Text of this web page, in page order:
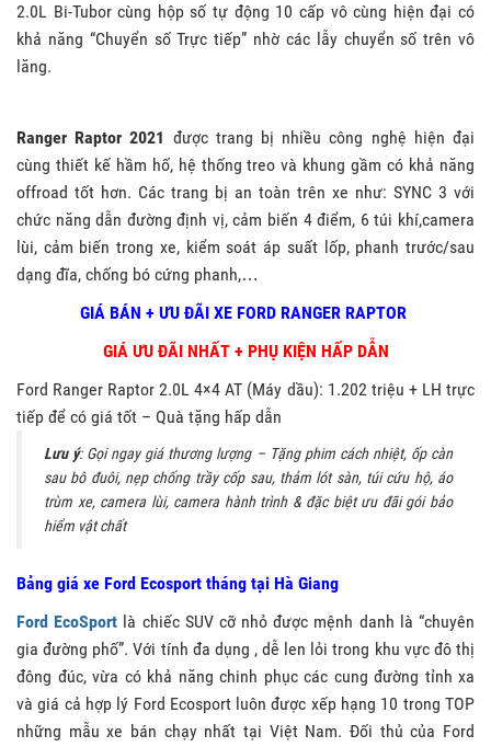
2.0L Bi-Tubor cùng hộp số tự động 10 cấp vô cùng hiện đại có
khả năng “Chuyển số Trực tiếp” nhờ các lẫy chuyển số trên vô
lăng.
Ranger Raptor 2021 được trang bị nhiều công nghệ hiện đại
cùng thiết kế hầm hố, hệ thống treo và khung gầm có khả năng
offroad tốt hơn. Các trang bị an toàn trên xe như: SYNC 3 với
chức năng dẫn đường định vị, cảm biến 4 điểm, 6 túi khí,camera
lùi, cảm biến trong xe, kiểm soát áp suất lốp, phanh trước/sau
dạng đĩa, chống bó cứng phanh,…
GIÁ BÁN + ƯU ĐÃI XE FORD RANGER RAPTOR
GIÁ ƯU ĐÃI NHẤT + PHỤ KIỆN HẤP DẪN
Ford Ranger Raptor 2.0L 4×4 AT (Máy dầu): 1.202 triệu + LH trực
tiếp để có giá tốt – Quà tặng hấp dẫn
Lưu ý: Gọi ngay giá thương lượng – Tặng phim cách nhiệt, ốp càn
sau bô đuôi, nẹp chống trầy cốp sau, thảm lót sàn, túi cứu hộ, áo
trùm xe, camera lùi, camera hành trình & đặc biệt ưu đãi gói bảo
hiểm vật chất
Bảng giá xe Ford Ecosport tháng tại Hà Giang
Ford EcoSport là chiếc SUV cỡ nhỏ được mệnh danh là “chuyên
gia đường phố”. Với tính đa dụng , dễ len lỏi trong khu vực đô thị
đông đúc, vừa có khả năng chinh phục các cung đường tỉnh xa
và giá cả hợp lý Ford Ecosport luôn được xếp hạng 10 trong TOP
những mẫu xe bán chạy nhất tại Việt Nam. Đối thủ của Ford